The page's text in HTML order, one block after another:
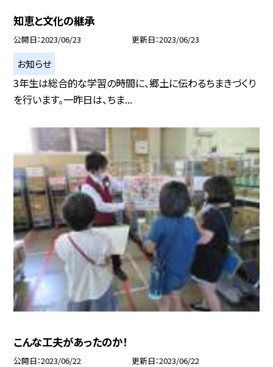
知恵と文化の継承
公開日 2023/06/23 更新日 2023/06/23
お知らせ
3年生は総合的な学習の時間に、郷土に伝わるちまきづくり
を行います。一昨日は、ちま...
こんな工夫があったのか！
公開日 2023/06/22 更新日 2023/06/22